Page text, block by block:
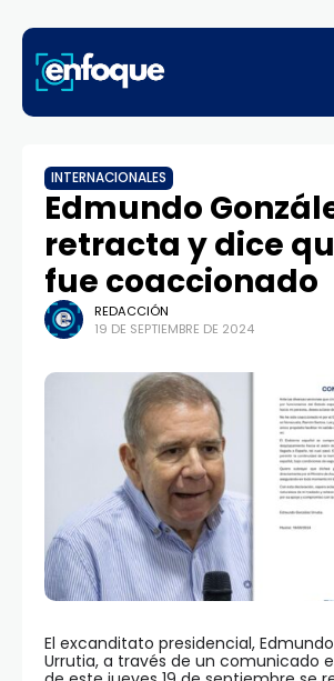
INTERNACIONALES
Edmundo
retracta y dice
fue coaccionado
REDACCIÓN
19 DE SEPTIEMBRE DE 2024
El excanditato presidencial,
Urrutia, a través de un comunicado